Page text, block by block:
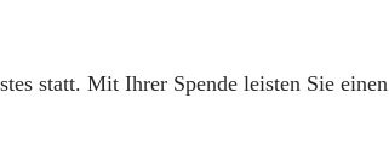
statt. Mit Ihrer Spende leisten Sie einen